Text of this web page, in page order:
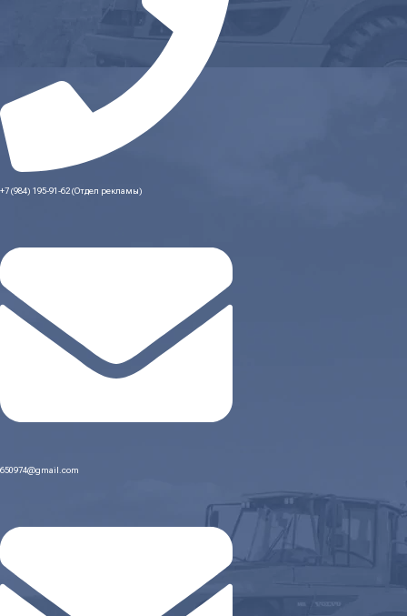
+7 (984) 195-91-62 (Отдел рекламы)
650974@gmail.com